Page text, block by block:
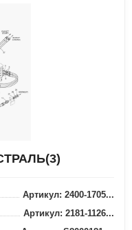
Артикул: 2400-1705...
Артикул: 2181-1126...